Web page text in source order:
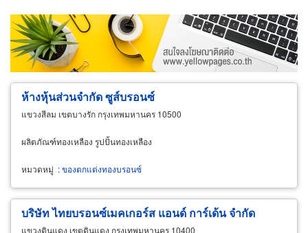
ขายส่ง ขายปลีก ผู้ผลิต
ตัวแทนจัดจำหน่าย
ผู้ส่งออก/นำเข้า
ธุรกิจบริการ
ห้างหุ้นส่วนจำกัด ซูส์บรอนซ์
แขวงสีลม เขตบางรัก กรุงเทพมหานคร 10500
ผลิตภัณฑ์ทองเหลือง รูปปั้นทองเหลือง
หมวดหมู่ :ของตกแต่งทองบรอนซ์
บริษัท ไทยบรอนซ์เมคเกอร์ส แอนด์ การ์เด้น จำกัด
แขวงดินแดง เขตดินแดง กรุงเทพมหานคร 10400